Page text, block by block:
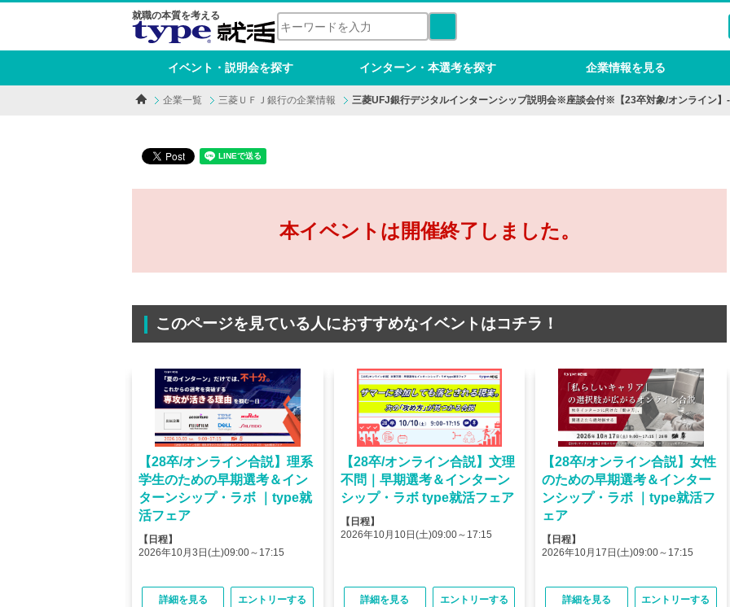
就職の本質を考える
イベント・説明会を探す インターン・本選考を探す 企業情報を見る
企業一覧 三菱ＵＦＪ銀行の企業情報 三菱UFJ銀行デジタルインターンシップ説明会※座談会付※【23卒対象/オンライン】
本イベントは開催終了しました。
このページを見ている人におすすめなイベントはコチラ！
【28卒/オンライン合説】理系
学生のための早期選考＆イン
ターンシップ・ラボ ｜type就
活フェア
【日程】
2026年10月3日(土)09:00～17:15
詳細を見る エントリーする
【28卒/オンライン合説】文理
不問｜早期選考＆インターン
シップ・ラボ type就活フェア
【日程】
2026年10月10日(土)09:00～17:15
詳細を見る エントリーする
【28卒/オンライン合説】女性
のための早期選考＆インター
ンシップ・ラボ ｜type就活フ
ェア
【日程】
2026年10月17日(土)09:00～17:15
詳細を見る エントリーする